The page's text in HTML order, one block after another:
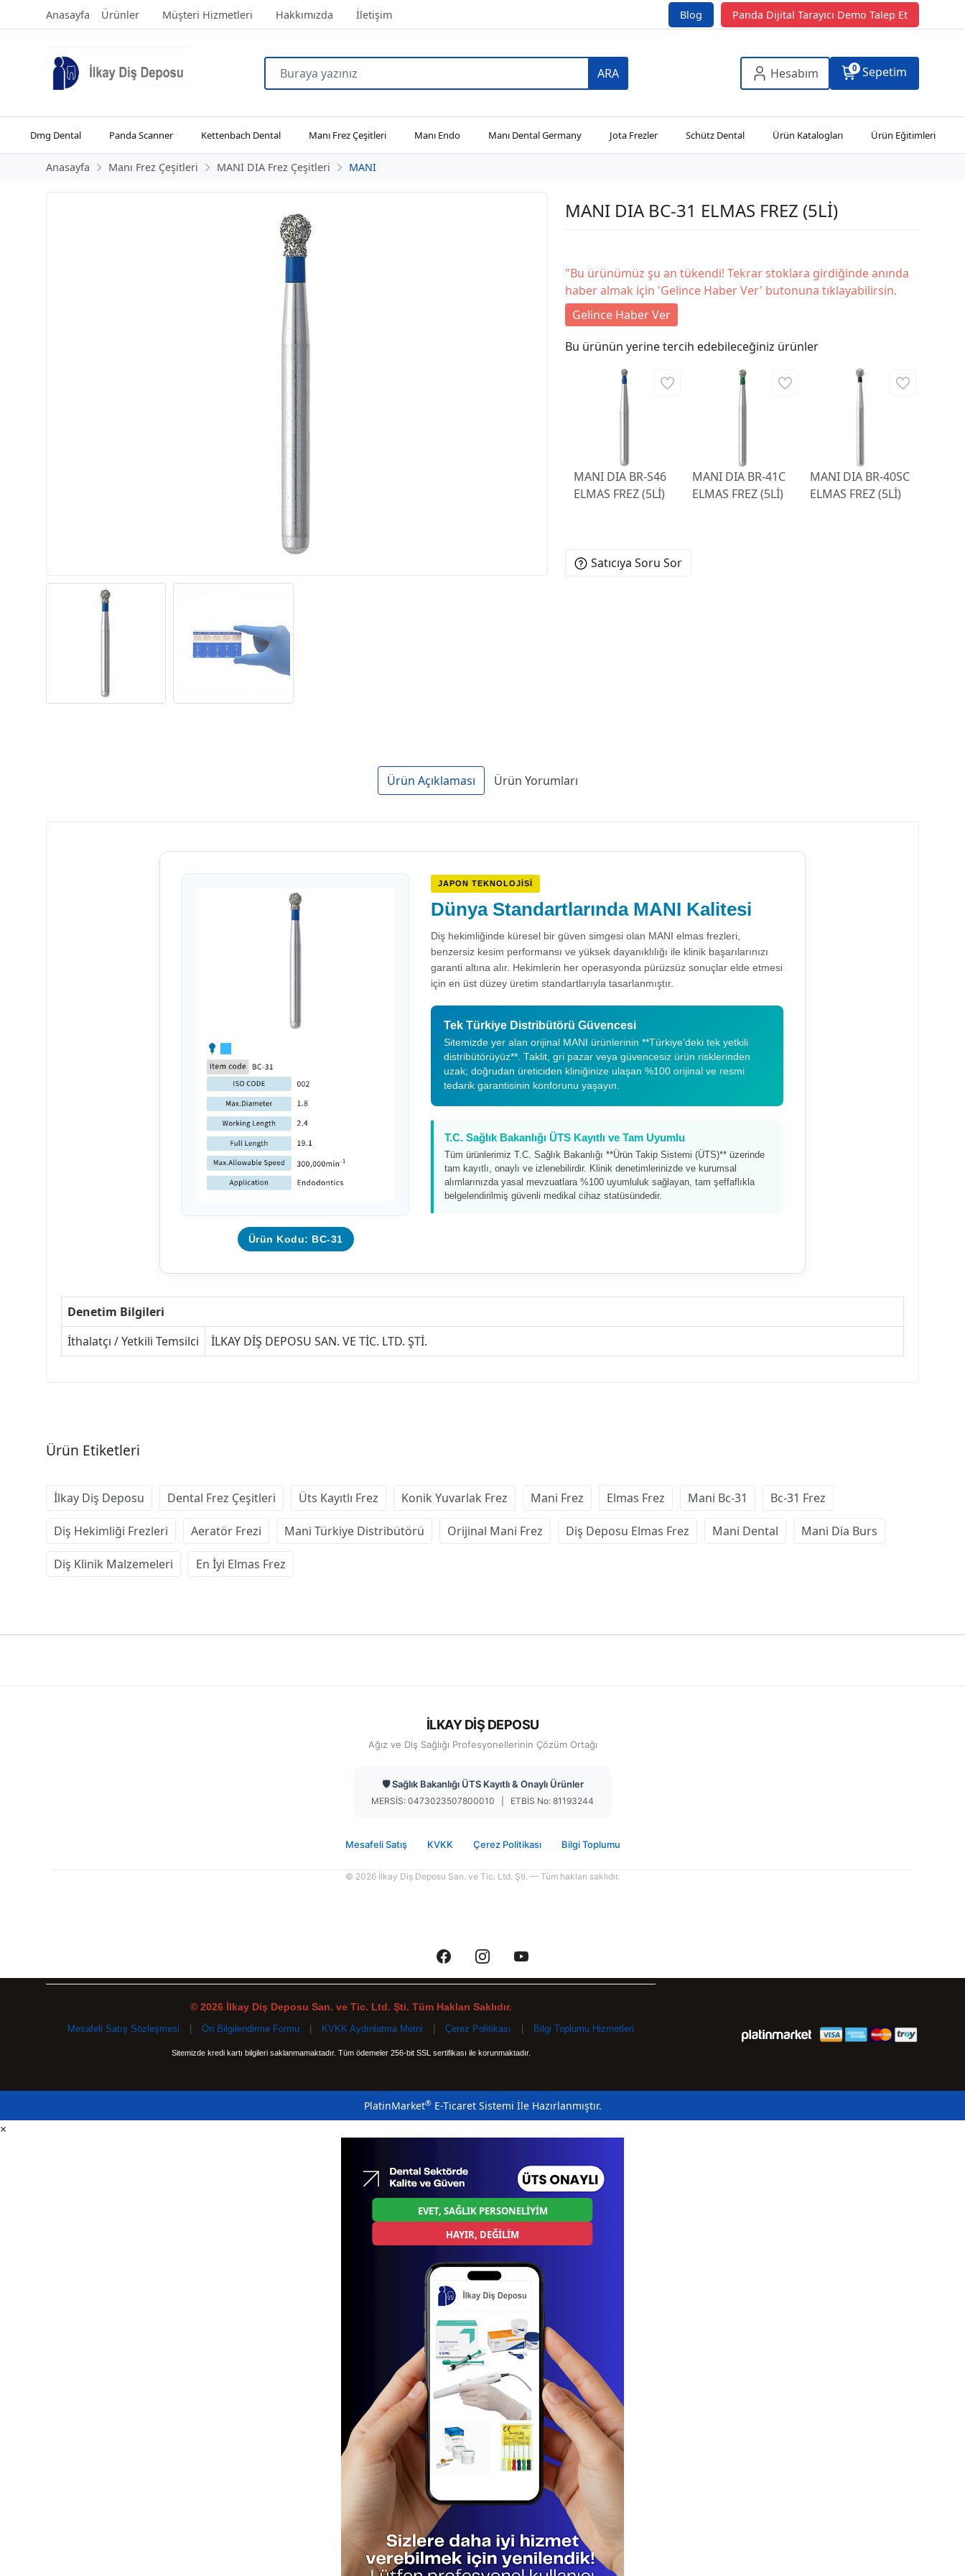
Anasayfa Ürünler Müşteri Hizmetleri Hakkımızda İletişim Blog Panda Dijital Tarayıcı Demo Talep Et
ARA Hesabım 0 Sepetim
Dmg Dental Panda Scanner Kettenbach Dental Manı Frez Çeşitleri Manı Endo Manı Dental Germany Jota Frezler Schütz Dental Ürün Katalogları Ürün Eğitimleri
Anasayfa Manı Frez Çeşitleri MANI DIA Frez Çeşitleri MANI
MANI DIA BC-31 ELMAS FREZ (5Lİ)
"Bu ürünümüz şu an tükendi! Tekrar stoklara girdiğinde anında
haber almak için 'Gelince Haber Ver' butonuna tıklayabilirsin.
Gelince Haber Ver
Bu ürünün yerine tercih edebileceğiniz ürünler
MANI DIA BR-S46
ELMAS FREZ (5Lİ)
MANI DIA BR-41C
ELMAS FREZ (5Lİ)
MANI DIA BR-40SC
ELMAS FREZ (5Lİ)
Satıcıya Soru Sor
Ürün Açıklaması Ürün Yorumları
Ürün Kodu: BC-31
JAPON TEKNOLOJISI
Dünya Standartlarında MANI Kalitesi
Diş hekimliğinde küresel bir güven simgesi olan MANI elmas frezleri,
benzersiz kesim performansı ve yüksek dayanıklılığı ile klinik başarılarınızı
garanti altına alır. Hekimlerin her operasyonda pürüzsüz sonuçlar elde etmesi
için en üst düzey üretim standartlarıyla tasarlanmıştır.
Tek Türkiye Distribütörü Güvencesi
Sitemizde yer alan orijinal MANI ürünlerinin **Türkiye'deki tek yetkili
distribütörüyüz**. Taklit, gri pazar veya güvencesiz ürün risklerinden
uzak; doğrudan üreticiden kliniğinize ulaşan %100 orijinal ve resmi
tedarik garantisinin konforunu yaşayın.
T.C. Sağlık Bakanlığı ÜTS Kayıtlı ve Tam Uyumlu
Tüm ürünlerimiz T.C. Sağlık Bakanlığı **Ürün Takip Sistemi (ÜTS)** üzerinde
tam kayıtlı, onaylı ve izlenebilirdir. Klinik denetimlerinizde ve kurumsal
alımlarınızda yasal mevzuatlara %100 uyumluluk sağlayan, tam şeffaflıkla
belgelendirilmiş güvenli medikal cihaz statüsündedir.
Denetim Bilgileri
İthalatçı / Yetkili Temsilci
İLKAY DİŞ DEPOSU SAN. VE TİC. LTD. ŞTİ.
Ürün Etiketleri
İlkay Diş Deposu Dental Frez Çeşitleri Üts Kayıtlı Frez Konik Yuvarlak Frez Mani Frez Elmas Frez Mani Bc-31 Bc-31 Frez
Diş Hekimliği Frezleri Aeratör Frezi Mani Türkiye Distribütörü Orijinal Mani Frez Diş Deposu Elmas Frez Mani Dental Mani Dia Burs
Diş Klinik Malzemeleri En İyi Elmas Frez
İLKAY DİŞ DEPOSU
Ağız ve Diş Sağlığı Profesyonellerinin Çözüm Ortağı
🛡️ Sağlık Bakanlığı ÜTS Kayıtlı & Onaylı Ürünler
MERSİS: 0473023507800010 | ETBİS No: 81193244
Mesafeli Satış KVKK Çerez Politikası Bilgi Toplumu
© 2026 İlkay Diş Deposu San. ve Tic. Ltd. Şti. — Tüm hakları saklıdır.
© 2026 İlkay Diş Deposu San. ve Tic. Ltd. Şti. Tüm Hakları Saklıdır.
Mesafeli Satış Sözleşmesi Ön Bilgilendirme Formu KVKK Aydınlatma Metni Çerez Politikası Bilgi Toplumu Hizmetleri
Sitemizde kredi kartı bilgileri saklanmamaktadır. Tüm ödemeler 256-bit SSL sertifikası ile korunmaktadır.
PlatinMarket®E-Ticaret Sistemi İle Hazırlanmıştır.
×
EVET, SAĞLIK PERSONELİYİM
HAYIR, DEĞİLİM